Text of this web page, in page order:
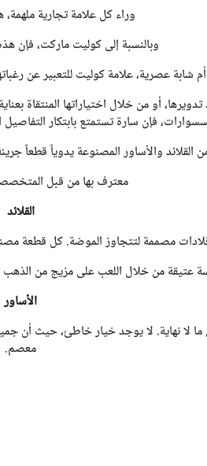
وراء كل علامة تجارية
وبالنسبة إلى كوليت ماركت، فإن
عصرية، علامة كوليت للتعبير عن
أو من خلال اختياراتها
فإن سارة تستمتع بابتكار
القلائد والأساور المصنوعة يدوياً قطعاً
معترف بها من قبل
القلائد
مصممة لتتجاوز الموضة. كل قطعة
عتيقة من خلال اللعب على مزيج من
الأساور
ما لا نهاية. لا يوجد خيار خاطئ، حيث أن
معصم.